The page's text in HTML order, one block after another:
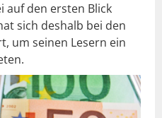
auf den ersten Blick
sich deshalb bei den
um seinen Lesern ein